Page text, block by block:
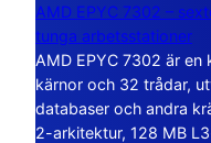
AMD EPYC 7302 –
tunga arbetsstationer
AMD EPYC 7302 är en
kärnor och 32 trådar,
databaser och andra
2-arkitektur, 128 MB